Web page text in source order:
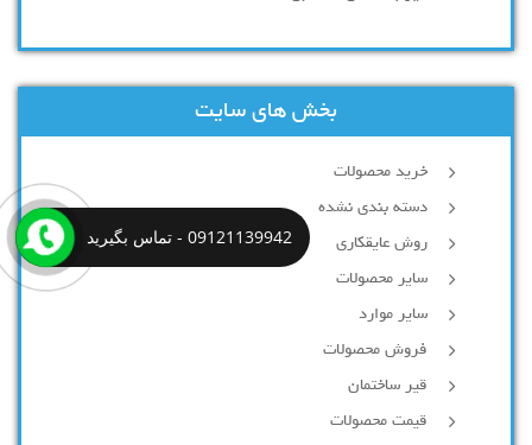
بخش های سایت
خرید محصولات
دسته بندی نشده
روش عایقکاری
سایر محصولات
سایر موارد
فروش محصولات
قیر ساختمان
قیمت محصولات
09121139942 - تماس بگیرید